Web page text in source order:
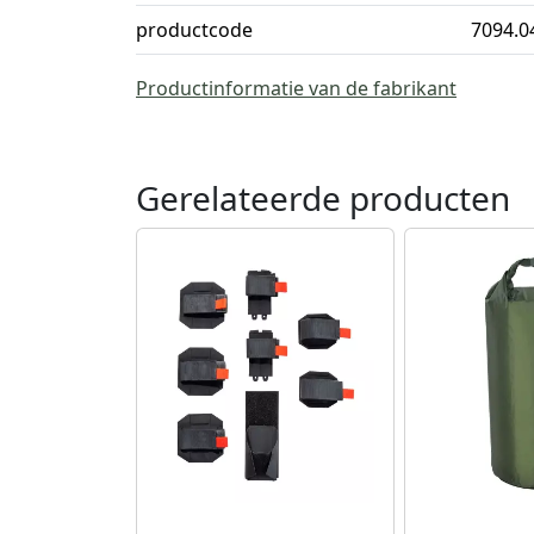
productcode
Productinformatie van de fabrikant
Gerelateerde producten